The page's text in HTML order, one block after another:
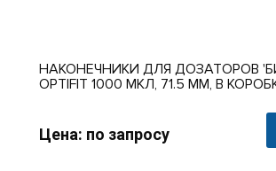
НАКОНЕЧНИКИ ДЛЯ ДОЗАТОРОВ
OPTIFIT 1000 МКЛ, 71.5 ММ, В
Цена: по запросу